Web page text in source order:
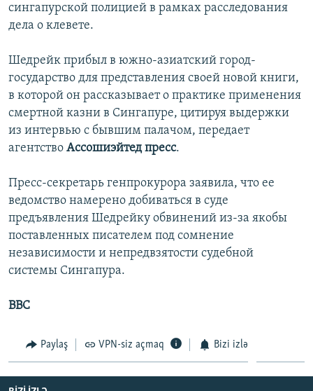
MULTIMEDIA
FOTOQALEREYA
İNFOQRAFIKA
KARIKATURA
OXU ZALI
AZƏRBAYCAN ƏDƏBIYYATI KITABXANASI
İSLAM VƏ DEMOKRATIYA
İZ - MƏDƏNIYYƏT PROQRAMI
HAQQIMIZDA
MISSIYAMIZ
PEŞƏ ETIKASI VƏ JURNALISTIKA STANDARTLARIMIZ
MATERIALLARIMIZDAN ISTIFADƏ
BIZIMLƏ ƏLAQƏ
XƏBƏR BÜLLETENLƏRIMIZ
BIZI IZLƏ
сингапурской полицией в рамках расследования
дела о клевете.
Шедрейк прибыл в южно-азиатский город-
государство для представления своей новой книги,
в которой он рассказывает о практике применения
смертной казни в Сингапуре, цитируя выдержки
из интервью с бывшим палачом, передает
агентство Ассошиэйтед пресс.
Пресс-секретарь генпрокурора заявила, что ее
ведомство намерено добиваться в суде
предъявления Шедрейку обвинений из-за якобы
поставленных писателем под сомнение
независимости и непредвзятости судебной
системы Сингапура.
ВВС
Paylaş VPN-siz açmaq Bizi izlə